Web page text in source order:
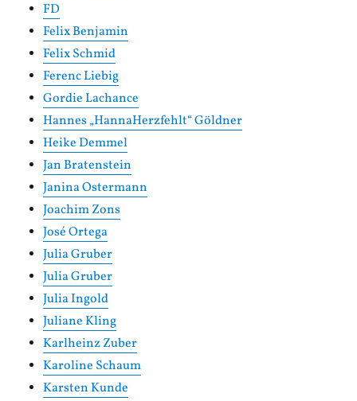
FD
Felix Benjamin
Felix Schmid
Ferenc Liebig
Gordie Lachance
Hannes „HannaHerzfehlt“ Göldner
Heike Demmel
Jan Bratenstein
Janina Ostermann
Joachim Zons
José Ortega
Julia Gruber
Julia Gruber
Julia Ingold
Juliane Kling
Karlheinz Zuber
Karoline Schaum
Karsten Kunde